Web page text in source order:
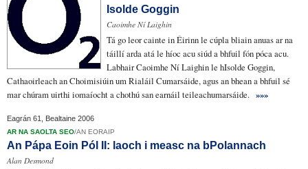
Isolde Goggin
Caoimhe Ní Laighin
Tá go leor cainte in Éirinn le cúpla bliain anuas ar na
táillí ardaatá le híoc acu siúd a bhfuil fón póca acu.
Labhair Caoimhe Ní Laighin le hIsolde Goggin,
Cathaoirleachan Choimisiúin um Rialáil Cumarsáide, agus an bhean a bhfuil sé
mar chúram uirthi iomaíochta chothúsan earnáil teileachumarsáide. »»»
Eagrán 61, Bealtaine 2006
AR NA SAOLTA SEO/AN EORAIP
An Pápa Eoin Pól II: laoch i measc na bPolannach
Alan Desmond